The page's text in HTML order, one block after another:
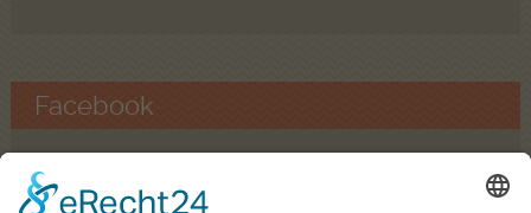
Facebook